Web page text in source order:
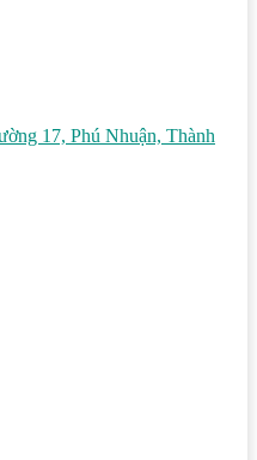
17, Phú Nhuận, Thành